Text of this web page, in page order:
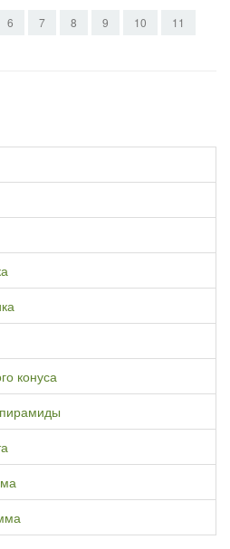
6 7 8 9 10 11
конуса